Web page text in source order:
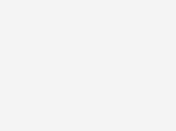
Hier fehlen uns real ca. 29 % zum Vorjahr.
Rückgang der Baugenehmigungszahlen für
Sie brechen in Summe um über 40 % ein.
– also dem überwiegend
nur noch knapp 70 % der
dass wir schon im Vorjahr einen Rückgang
für Wohnungen von gut 25 000